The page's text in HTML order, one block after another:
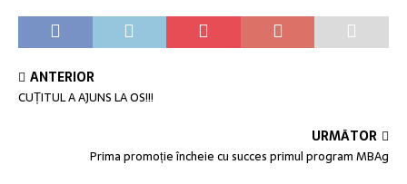
ANTERIOR
CUȚITUL A AJUNS LA OS!!!
URMĂTOR
Prima promoție încheie cu succes primul program MBAg